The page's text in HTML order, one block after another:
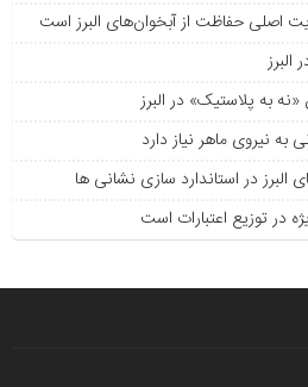
اصلی حفاظت از آبخوان‌های البرز است
به پلاستیک» در البرز
به نیروی ماهر نیاز دارد
در استاندارد سازی نشانی ها
در توزیع اعتبارات است